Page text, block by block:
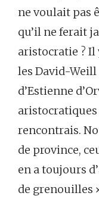
ne voulait pas
qu’il ne ferait
aristocratie ? Il
les David-Weill
d’Estienne
rencontrais.
de province,
en a toujours
de grenouilles